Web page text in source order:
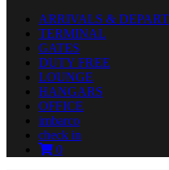
ARRIVALS &
TERMINAL
GATES
DUTY FREE
LOUNGE
HANGARS
OFFICE
imbarco
check in
0